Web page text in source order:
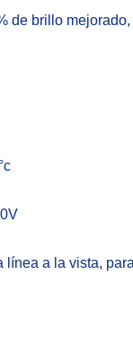
de brillo
línea a la vista,